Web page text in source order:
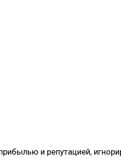
и репутацией,